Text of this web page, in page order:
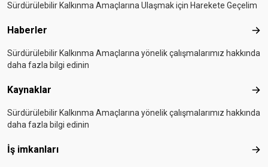
Sürdürülebilir Kalkınma Amaçlarına Ulaşmak için Harekete Geçelim
Haberler
Sürdürülebilir Kalkınma Amaçlarına yönelik çalışmalarımız hakkında
daha fazla bilgi edinin
Kaynaklar
Sürdürülebilir Kalkınma Amaçlarına yönelik çalışmalarımız hakkında
daha fazla bilgi edinin
İş imkanları İş